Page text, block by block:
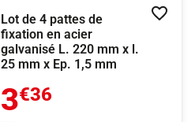
Lot de 4 pattes de
fixation en acier
galvanisé L. 220 mm x l.
25 mm x Ep. 1,5 mm
3€36